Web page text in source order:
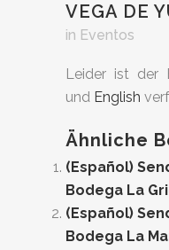
VEGA DE
in Eventos
Leider ist der
und English
Ähnliche
(Español)
Bodega La
(Español)
Bodega La